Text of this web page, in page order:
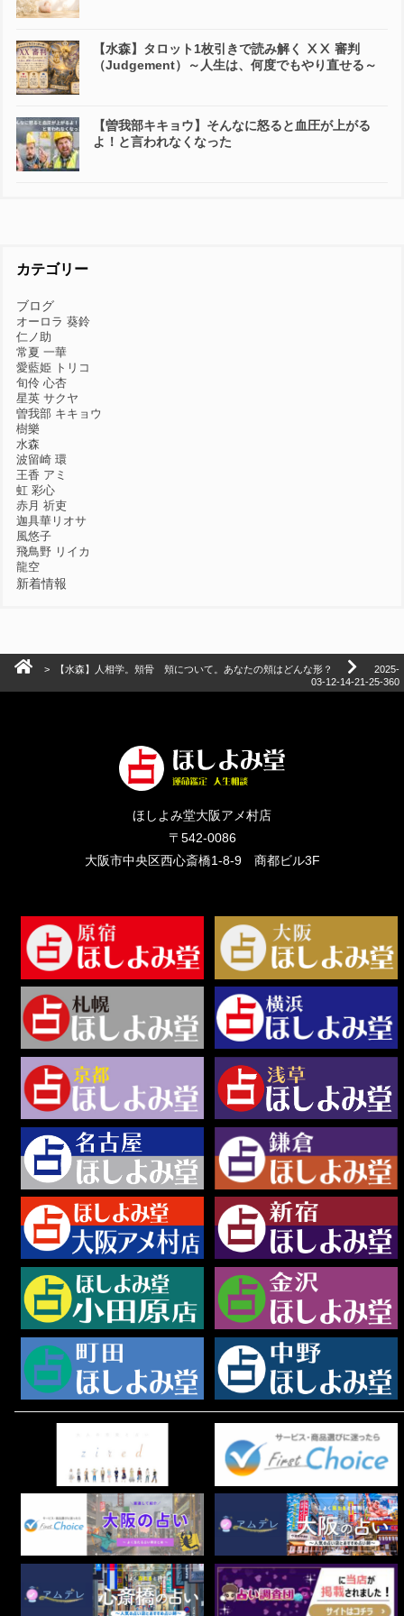
【水森】タロット1枚引きで読み解く ⅩⅩ 審判
（Judgement）～人生は、何度でもやり直せる～
【曽我部キキョウ】そんなに怒ると血圧が上がる
よ！と言われなくなった
カテゴリー
ブログ
オーロラ 葵鈴
仁ノ助
常夏 一華
愛藍姫 トリコ
旬伶 心杏
星英 サクヤ
曽我部 キキョウ
樹樂
水森
波留崎 環
王香 アミ
虹 彩心
赤月 祈吏
迦具華リオサ
風悠子
飛鳥野 リイカ
龍空
新着情報
> 【水森】人相学。頬骨 頬について。あなたの頬はどんな形？
2025-
03-12-14-21-25-360
ほしよみ堂大阪アメ村店
〒542-0086
大阪市中央区西心斎橋1-8-9 商都ビル3F